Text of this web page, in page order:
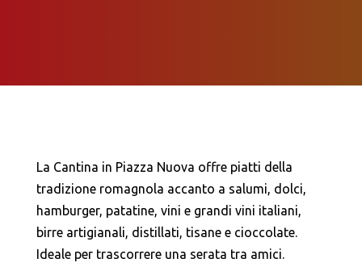
La Cantina in Piazza Nuova offre piatti della
tradizione romagnola accanto a salumi, dolci,
hamburger, patatine, vini e grandi vini italiani,
birre artigianali, distillati, tisane e cioccolate.
Ideale per trascorrere una serata tra amici.